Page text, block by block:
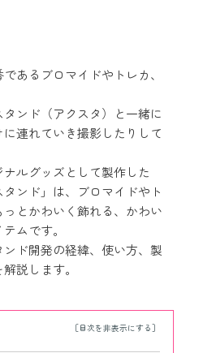
あるブロマイドやトレカ、
ンド（アクスタ）と一緒に
連れていき撮影したりして
ルグッズとして製作した
タンド」は、ブロマイドやト
とかわいく飾れる、かわい
ムです。
ド開発の経緯、使い方、製
説します。